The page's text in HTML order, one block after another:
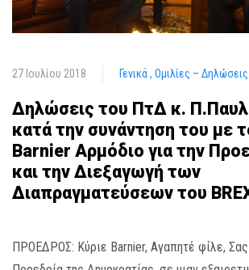
27 Ιουλίου 2018 Γενικά Ομιλίες – Δηλώσεις
Δηλώσεις του ΠτΔ κ.
κατά την συνάντηση του με
Barnier Αρμόδιο για την
και την Διεξαγωγή των
Διαπραγματεύσεων του
ΠΡΟΕΔΡΟΣ: Κύριε Barnier, Αγαπητέ φίλε,